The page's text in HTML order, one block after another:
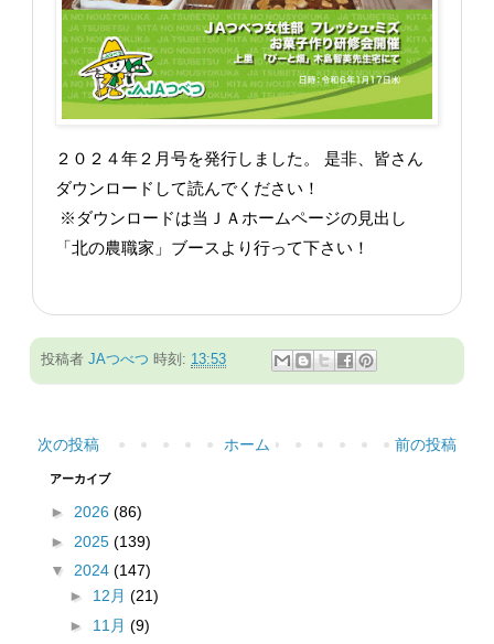
２０２４年２月号を発行しました。 是非、皆さん
ダウンロードして読んでください！
※ダウンロードは当ＪＡホームページの見出し
「北の農職家」ブースより行って下さい！
投稿者 JAつべつ 時刻: 13:53
次の投稿 前の投稿
ホーム
アーカイブ
► 2026 (86)
► 2025 (139)
▼ 2024 (147)
► 12月 (21)
► 11月 (9)